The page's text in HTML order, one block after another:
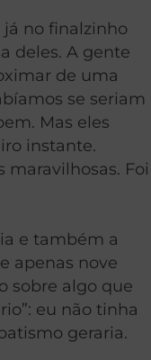
no finalzinho
deles. A gente
de uma
se seriam
Mas eles
instante.
maravilhosas. Foi
e também a
apenas nove
sobre algo que
eu não tinha
geraria.